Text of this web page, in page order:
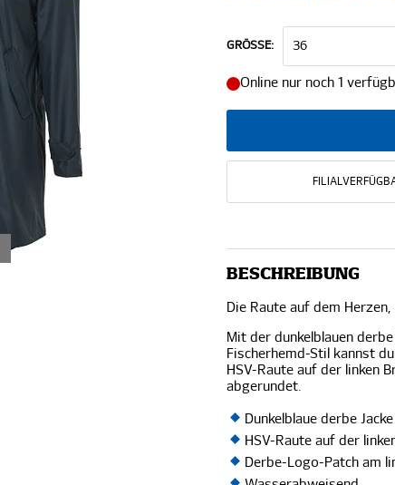
GRÖSSE:
Online nur noch 1
BESCHREIBUNG
Die Raute auf dem
Mit der dunkelblauen
Fischerhemd-Stil kannst
HSV-Raute auf der linken
abgerundet.
Dunkelblaue derbe
HSV-Raute auf der
Derbe-Logo-Patch am